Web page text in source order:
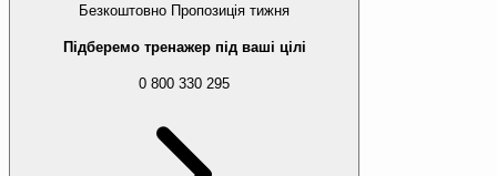
Безкоштовно Пропозиція тижня
Підберемо тренажер під ваші цілі
0 800 330 295